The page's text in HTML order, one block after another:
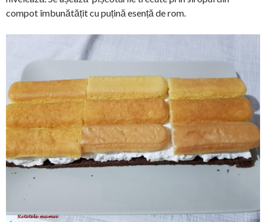
compot îmbunătățit cu puțină esență de rom.